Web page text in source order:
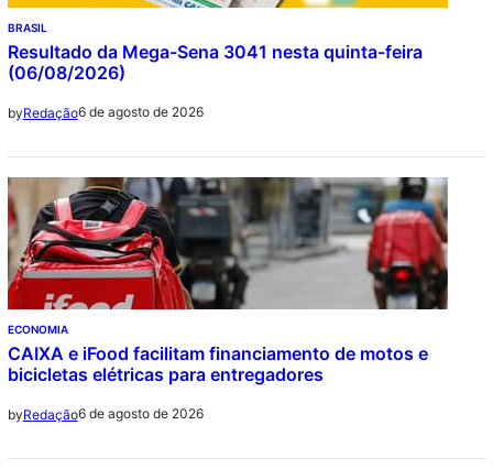
BRASIL
Resultado da Mega-Sena 3041 nesta quinta-feira
(06/08/2026)
byRedação6 de agosto de 2026
ECONOMIA
CAIXA e iFood facilitam financiamento de motos e
bicicletas elétricas para entregadores
byRedação6 de agosto de 2026